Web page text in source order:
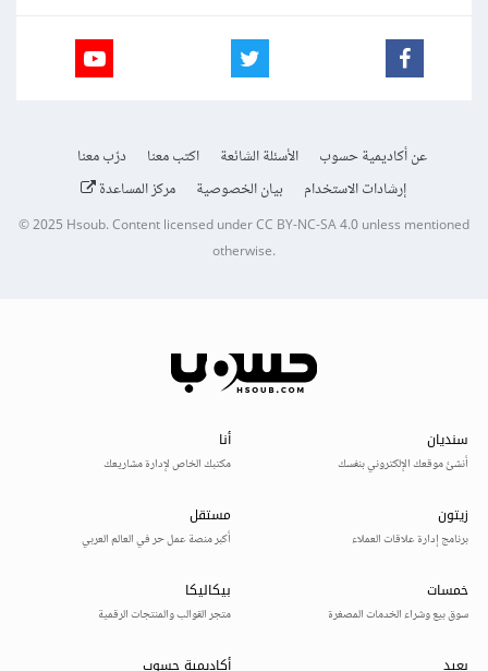
عن أكاديمية حسوب الأسئلة الشائعة اكتب معنا
درّب معنا
إرشادات الاستخدام
بيان الخصوصية مركز المساعدة
© 2025Hsoub.Content licensed underCC BY-NC-SA 4.0unless mentioned
otherwise.